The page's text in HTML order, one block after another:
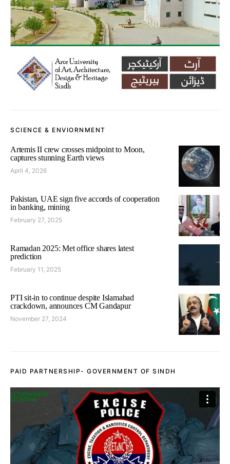
SCIENCE & ENVIORNMENT
Artemis II crew crosses midpoint to Moon,
captures stunning Earth views
April 4, 2026
Pakistan, UAE sign five accords of cooperation
in banking, mining
February 27, 2025
Ramadan 2025: Met office shares latest
prediction
February 11, 2025
PTI sit-in to continue despite Islamabad
crackdown, announces CM Gandapur
November 27, 2024
PAID PARTNERSHIP- GOVERNMENT OF SINDH